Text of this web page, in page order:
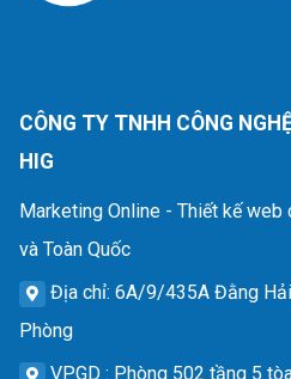
CÔNG TY TNHH CÔNG
HIG
Marketing Online - Thiết kế
và Toàn Quốc
Địa chỉ: 6A/9/435A Đằng
Phòng
VPGD : Phòng 502 tầng 5